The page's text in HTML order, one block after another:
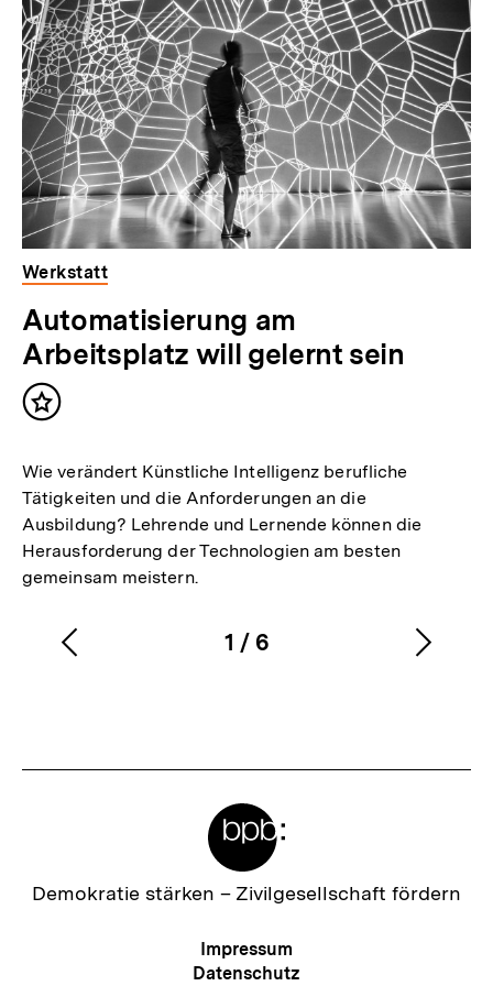
h
a
l
t
:
Inhalte
Werkstatt
Automatisierung am
Arbeitsplatz will gelernt sein
Inhalt
Wie verändert Künstliche Intelligenz berufliche
Tätigkeiten und die Anforderungen an die
Ausbildung? Lehrende und Lernende können die
Herausforderung der Technologien am besten
gemeinsam meistern.
Karussellinhalt
1
von
/ 6
Vorherigen
Zur
Demokratie stärken – Zivilgesellschaft fördern
Meta-
Navigation
Impressum
Datenschutz